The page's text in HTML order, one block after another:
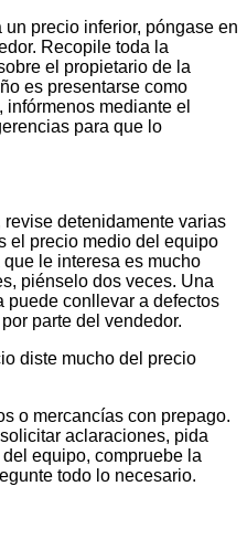
precio inferior, póngase en
Recopile toda la
el propietario de la
es presentarse como
mediante el
para que lo
detenidamente varias
el precio medio del equipo
le interesa es mucho
piénselo dos veces. Una
puede conllevar a defectos
parte del vendedor.
diste mucho del precio
o mercancías con prepago.
aclaraciones, pida
equipo, compruebe la
todo lo necesario.